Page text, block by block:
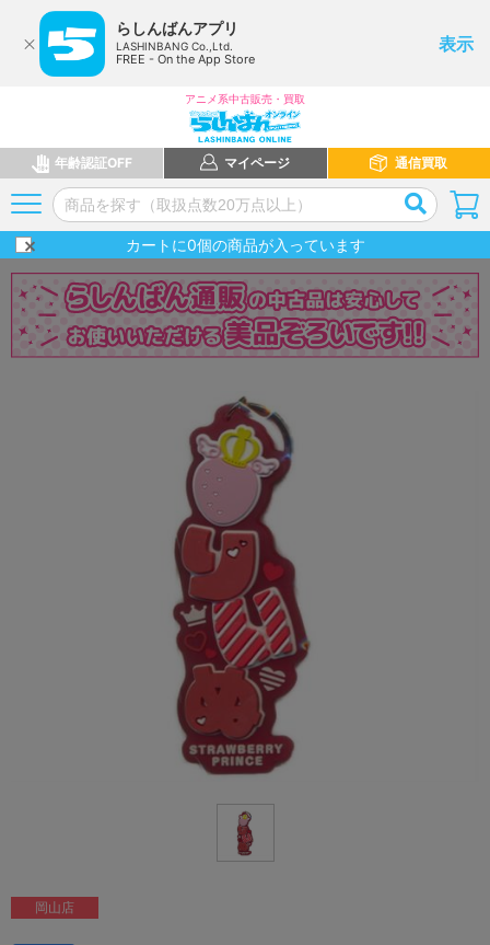
らしんばんアプリ
LASHINBANG Co.,Ltd.
FREE - On the App Store
表示
アニメ系中古販売・買取
年齢認証OFF マイページ 通信買取
カートに0個の商品が入っています
岡山店